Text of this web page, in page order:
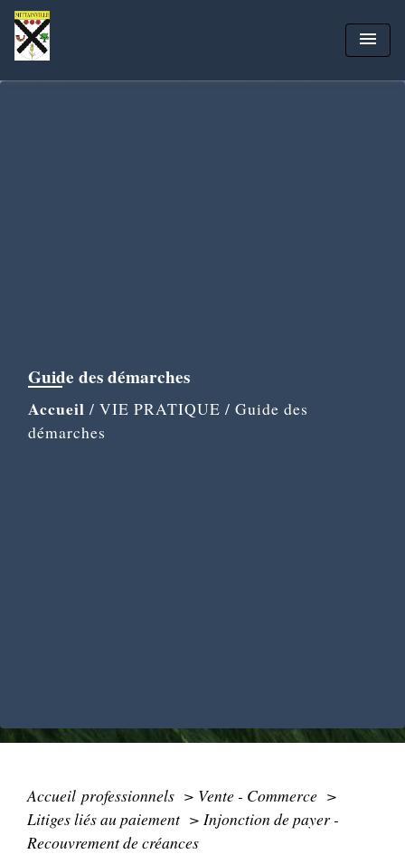
menu
Guide des démarches
Accueil / VIE PRATIQUE / Guide des
démarches
Accueil professionnels > Vente - Commerce >
Litiges liés au paiement > Injonction de payer -
Recouvrement de créances